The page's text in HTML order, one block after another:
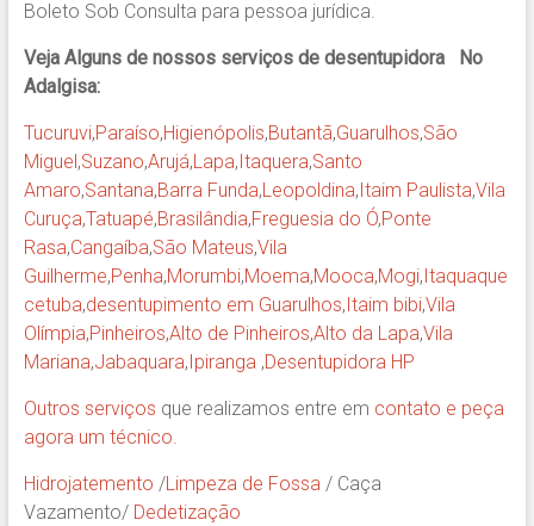
Boleto Sob Consulta para pessoa jurídica.
Veja Alguns de nossos serviços de desentupidora No
Adalgisa:
Tucuruvi,Paraíso,Higienópolis,Butantã,Guarulhos,São
Miguel,Suzano,Arujá,Lapa,Itaquera,Santo
Amaro,Santana,Barra Funda,Leopoldina,Itaim Paulista,Vila
Curuça,Tatuapé,Brasilândia,Freguesia do Ó,Ponte
Rasa,Cangaíba,São Mateus,Vila
Guilherme,Penha,Morumbi,Moema,Mooca,Mogi,Itaquaque
cetuba,desentupimento em Guarulhos,Itaim bibi,Vila
Olímpia,Pinheiros,Alto de Pinheiros,Alto da Lapa,Vila
Mariana,Jabaquara,Ipiranga,Desentupidora HP
Outros serviços que realizamos entre em contato e peça
agora um técnico.
Hidrojatemento /Limpeza de Fossa/ Caça
Vazamento/ Dedetização